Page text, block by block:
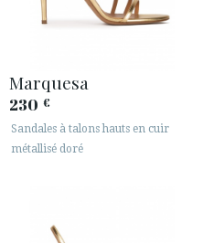
Marquesa
230 €
Sandales à talons hauts en cuir
métallisé doré